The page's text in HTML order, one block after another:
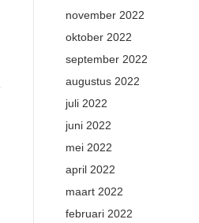
november 2022
oktober 2022
september 2022
augustus 2022
juli 2022
juni 2022
mei 2022
april 2022
maart 2022
februari 2022